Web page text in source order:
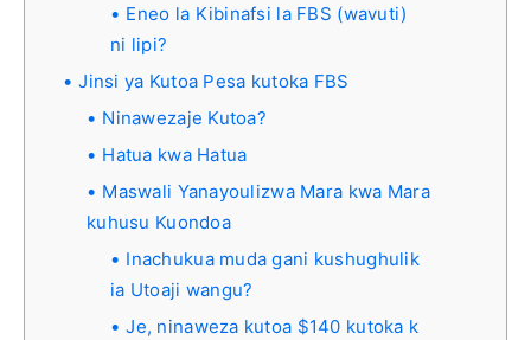
Eneo la Kibinafsi la FBS (wavuti)
ni lipi?
Jinsi ya Kutoa Pesa kutoka FBS
Ninawezaje Kutoa?
Hatua kwa Hatua
Maswali Yanayoulizwa Mara kwa Mara
kuhusu Kuondoa
Inachukua muda gani kushughulik
ia Utoaji wangu?
Je, ninaweza kutoa $140 kutoka k